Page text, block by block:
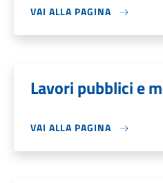
VAI ALLA PAGINA
Lavori pubblici e
VAI ALLA PAGINA